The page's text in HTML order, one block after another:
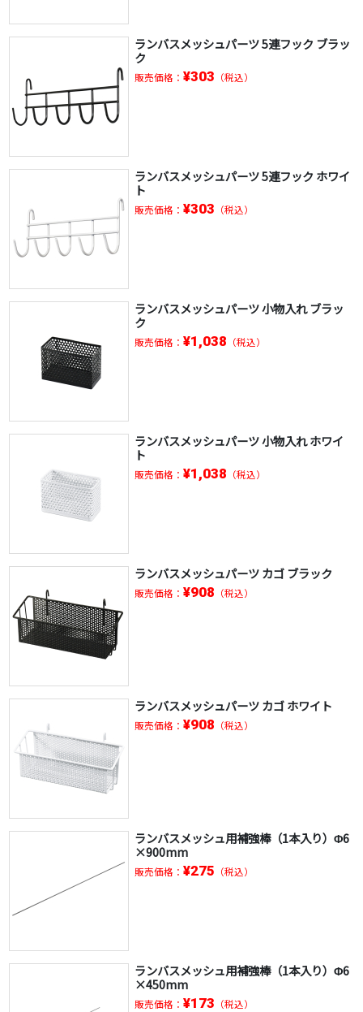
ランバスメッシュパーツ 5連フック ブラッ
ク
販売価格： ¥303 （税込）
ランバスメッシュパーツ 5連フック ホワイ
ト
販売価格： ¥303 （税込）
ランバスメッシュパーツ 小物入れ ブラッ
ク
販売価格： ¥1,038 （税込）
ランバスメッシュパーツ 小物入れ ホワイ
ト
販売価格： ¥1,038 （税込）
ランバスメッシュパーツ カゴ ブラック
販売価格： ¥908 （税込）
ランバスメッシュパーツ カゴ ホワイト
販売価格： ¥908 （税込）
ランバスメッシュ用補強棒（1本入り）Φ6
×900mm
販売価格： ¥275 （税込）
ランバスメッシュ用補強棒（1本入り）Φ6
×450mm
販売価格： ¥173 （税込）